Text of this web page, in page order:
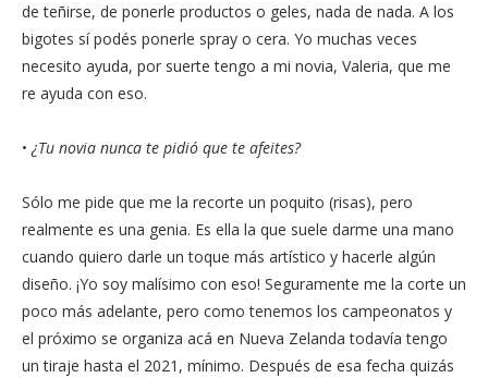
de teñirse, de ponerle productos o geles, nada de nada. A los
bigotes sí podés ponerle spray o cera. Yo muchas veces
necesito ayuda, por suerte tengo a mi novia, Valeria, que me
re ayuda con eso.
• ¿Tu novia nunca te pidió que te afeites?
Sólo me pide que me la recorte un poquito (risas), pero
realmente es una genia. Es ella la que suele darme una mano
cuando quiero darle un toque más artístico y hacerle algún
diseño. ¡Yo soy malísimo con eso! Seguramente me la corte un
poco más adelante, pero como tenemos los campeonatos y
el próximo se organiza acá en Nueva Zelanda todavía tengo
un tiraje hasta el 2021, mínimo. Después de esa fecha quizás